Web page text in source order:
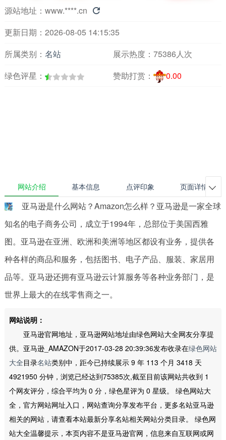
源站地址： www.****.cn 
更新日期：2026-08-05 14:15:35
所属类别： 名站 展示热度： 75386人次
绿色评星：
赞助打赏： 0.00
网站介绍 基本信息 点评印象 页面详情 
亚马逊是什么网站？Amazon怎么样？亚马逊是一家全球
知名的电子商务公司，成立于1994年，总部位于美国西雅
图。亚马逊在亚洲、欧洲和美洲等地区都设有业务，提供各
种各样的商品和服务，包括图书、电子产品、服装、家居用
品等。亚马逊还拥有亚马逊云计算服务等各种业务部门，是
世界上最大的在线零售商之一。
网站说明：
亚马逊官网地址，亚马逊网站地址由绿色网站大全网友分享提
供。亚马逊_AMAZON于2017-03-28 20:39:36发布收录在绿色网站
大全目录名站类别中，距今已持续展示 9 年 113 个月 3418 天
4921950 分钟，浏览已经达到75385次,截至目前该网站共收到 1
个网友评分，综合平均为 0 分，绿色星评为 0 星级。 绿色网站大
全，官方网站网址入口，网站查询分享发布平台，更多名站亚马逊
相关的网站，请查看本站最新分享名站相关网站分类目录。 绿色网
站大全温馨提示，本页内容不是亚马逊官网，信息来自互联网或网